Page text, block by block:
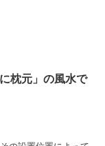
枕元」の風水で